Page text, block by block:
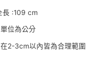
:109 cm
位為公分
2-3cm以內皆為合理範圍